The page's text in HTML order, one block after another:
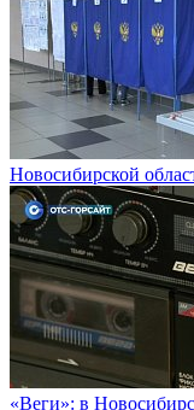
Новосибирской
«Веги»: в